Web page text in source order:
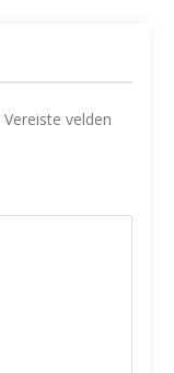
Vereiste velden